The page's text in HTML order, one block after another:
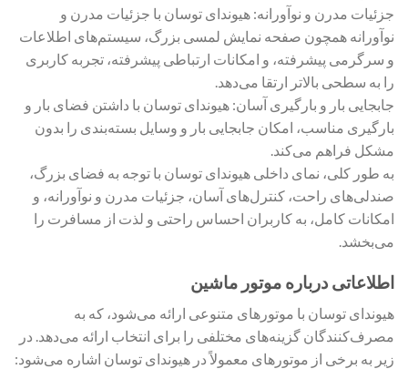
جزئیات مدرن و نوآورانه: هیوندای توسان با جزئیات مدرن و
نوآورانه همچون صفحه نمایش لمسی بزرگ، سیستم‌های اطلاعات
و سرگرمی پیشرفته، و امکانات ارتباطی پیشرفته، تجربه کاربری
را به سطحی بالاتر ارتقا می‌دهد.
جابجایی بار و بارگیری آسان: هیوندای توسان با داشتن فضای بار و
بارگیری مناسب، امکان جابجایی بار و وسایل بسته‌بندی را بدون
مشکل فراهم می‌کند.
به طور کلی، نمای داخلی هیوندای توسان با توجه به فضای بزرگ،
صندلی‌های راحت، کنترل‌های آسان، جزئیات مدرن و نوآورانه، و
امکانات کامل، به کاربران احساس راحتی و لذت از مسافرت را
می‌بخشد.
اطلاعاتی درباره موتور ماشین
هیوندای توسان با موتورهای متنوعی ارائه می‌شود، که به
مصرف‌کنندگان گزینه‌های مختلفی را برای انتخاب ارائه می‌دهد. در
زیر به برخی از موتورهای معمولاً در هیوندای توسان اشاره می‌شود: